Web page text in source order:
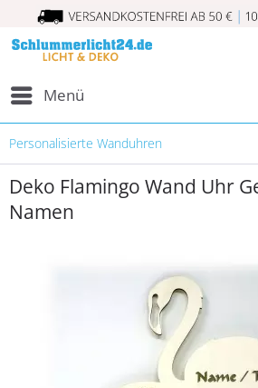
Menü
Personalisierte Wanduhren
Deko Flamingo Wand Uhr
Namen